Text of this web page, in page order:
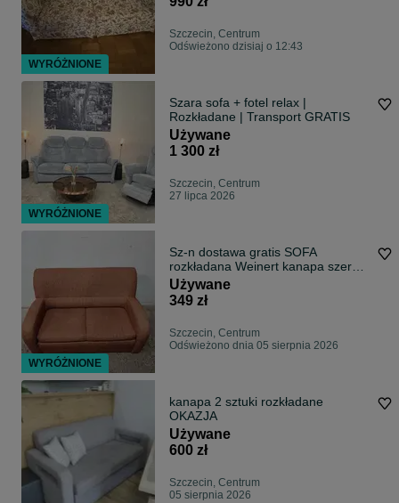
Szczecin, Centrum
Odświeżono dzisiaj o 12:43
Szara sofa + fotel relax |
Rozkładane | Transport GRATIS
Używane
1 300 zł
Szczecin, Centrum
27 lipca 2026
Sz-n dostawa gratis SOFA
rozkładana Weinert kanapa szer
145
Używane
349 zł
Szczecin, Centrum
Odświeżono dnia 05 sierpnia 2026
kanapa 2 sztuki rozkładane
OKAZJA
Używane
600 zł
Szczecin, Centrum
05 sierpnia 2026
WYRÓŻNIONE
WYRÓŻNIONE
WYRÓŻNIONE